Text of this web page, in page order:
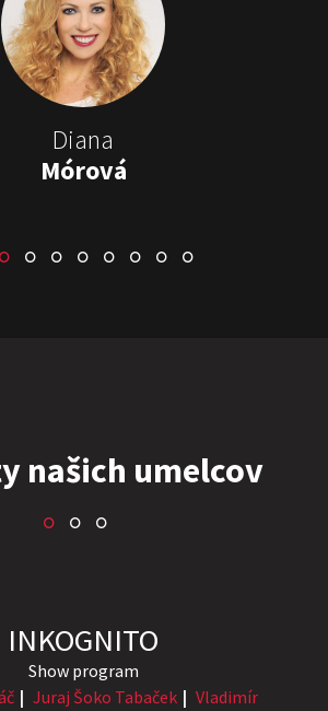
Diana
Mórová
up & Juraj „ŠOKO”
Tabaček
program StandupShow
Juraj Šoko Tabaček
INKOGNITO
Show program
Juraj Šoko Tabaček
Vladimír
našich umelcov